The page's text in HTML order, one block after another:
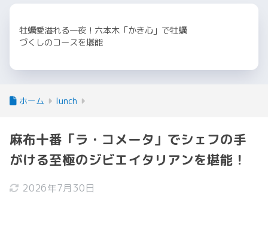
牡蠣愛溢れる一夜！六本木「かき心」で牡蠣
づくしのコースを堪能
ホーム lunch
麻布十番「ラ・コメータ」でシェフの手
がける至極のジビエイタリアンを堪能！
2026年7月30日